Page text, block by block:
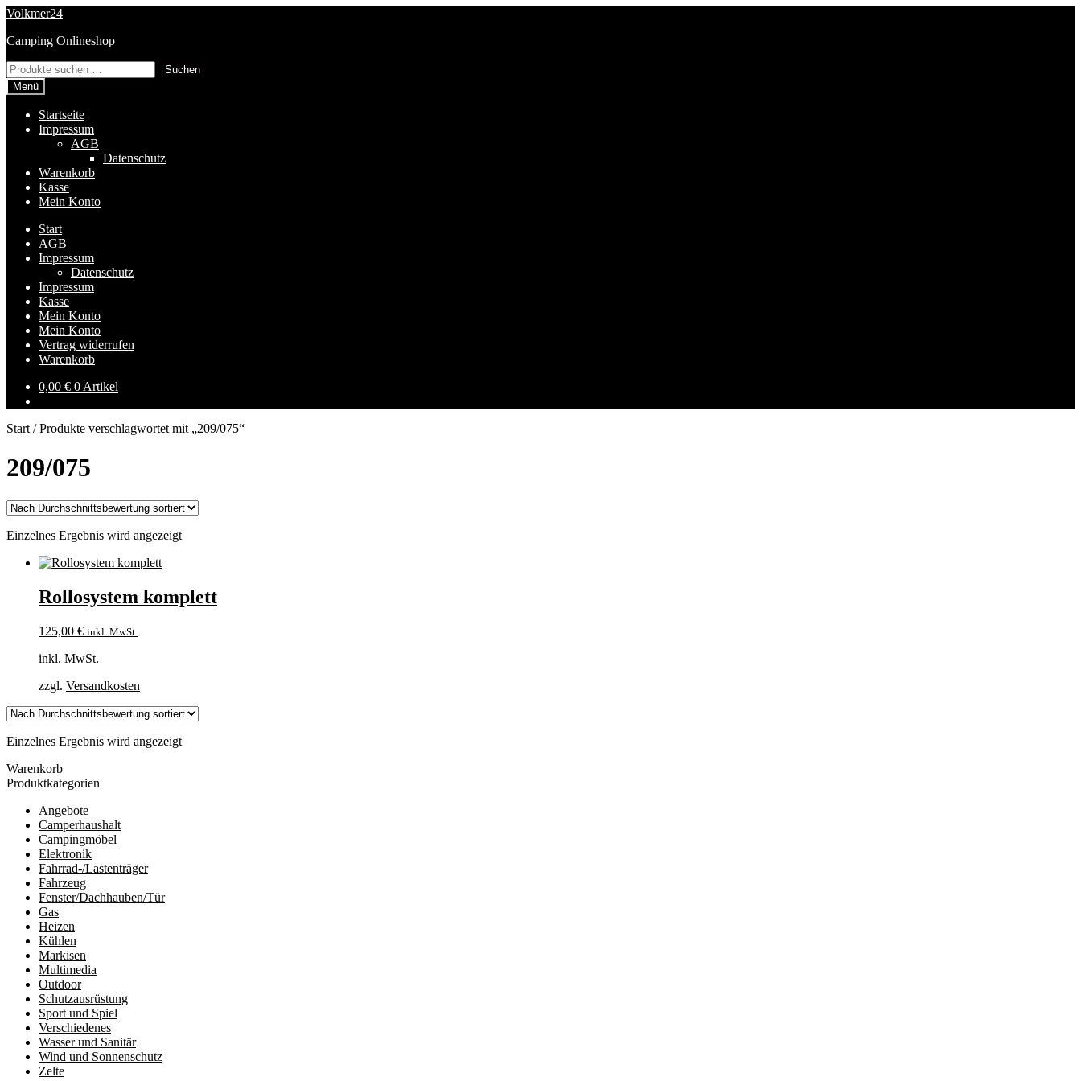
Zur
springen
Zum
springen
Volkmer24
Camping Onlineshop
Suchen
nach:
Suchen
Menü
Startseite
Impressum
AGB
Datenschutz
Warenkorb
Kasse
Mein Konto
Start
AGB
Impressum
Datenschutz
Impressum
Kasse
Mein Konto
Mein Konto
Vertrag widerrufen
Warenkorb
0,00 € 0 Artikel
Start /Produkte verschlagwortet mit „209/075“
209/075
Einzelnes Ergebnis wird angezeigt
Rollosystem komplett
125,00 € inkl. MwSt.
inkl. MwSt.
zzgl. Versandkosten
Einzelnes Ergebnis wird angezeigt
Warenkorb
Produktkategorien
Angebote
Camperhaushalt
Campingmöbel
Elektronik
Fahrrad-/Lastenträger
Fahrzeug
Fenster/Dachhauben/Tür
Gas
Heizen
Kühlen
Markisen
Multimedia
Outdoor
Schutzausrüstung
Sport und Spiel
Verschiedenes
Wasser und Sanitär
Wind und Sonnenschutz
Zelte